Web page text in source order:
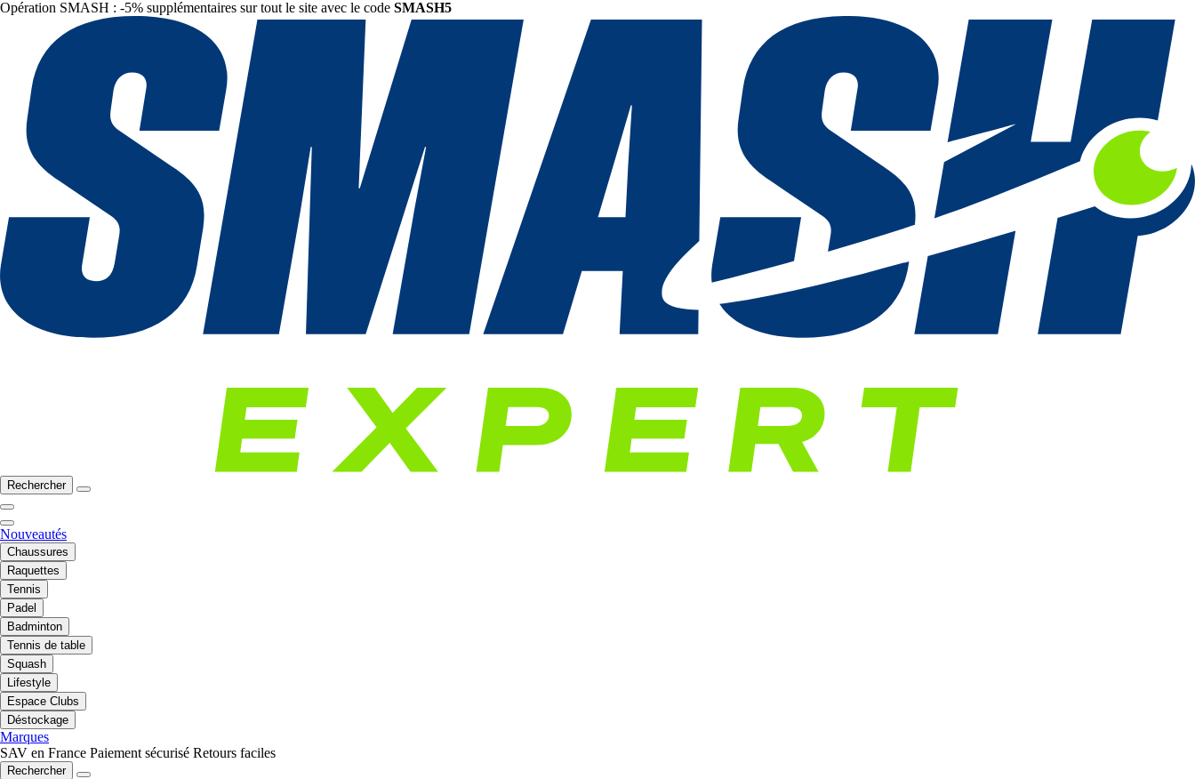
Opération SMASH : -5% supplémentaires sur tout le site avec le code SMASH5
Rechercher
Nouveautés
Chaussures
Raquettes
Tennis
Padel
Badminton
Tennis de table
Squash
Lifestyle
Espace Clubs
Déstockage
Marques
SAV en France Paiement sécurisé Retours faciles
Rechercher